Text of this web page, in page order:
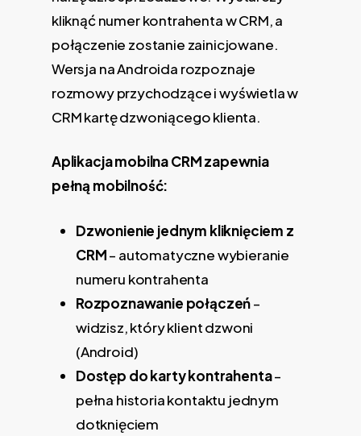
kliknąć numer kontrahenta w CRM, a
połączenie zostanie zainicjowane.
Wersja na Androida rozpoznaje
rozmowy przychodzące i wyświetla w
CRM kartę dzwoniącego klienta.
Aplikacja mobilna CRM zapewnia
pełną mobilność:
Dzwonienie jednym kliknięciem z
CRM– automatyczne wybieranie
numeru kontrahenta
Rozpoznawanie połączeń–
widzisz, który klient dzwoni
(Android)
Dostęp do karty kontrahenta–
pełna historia kontaktu jednym
dotknięciem